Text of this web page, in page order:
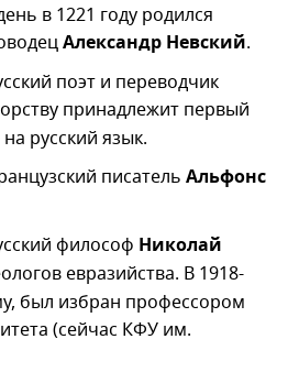
в 1221 году родился
Александр Невский.
поэт и переводчик
принадлежит первый
русский язык.
писатель Альфонс
философ Николай
евразийства. В 1918-
был избран профессором
(сейчас КФУ им.